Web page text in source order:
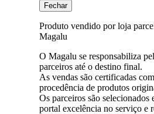
Fechar
Produto vendido por loja
Magalu
O Magalu se responsabiliza
parceiros até o destino final.
As vendas são certificadas
procedência de produtos
Os parceiros são selecionados
portal excelência no serviço e